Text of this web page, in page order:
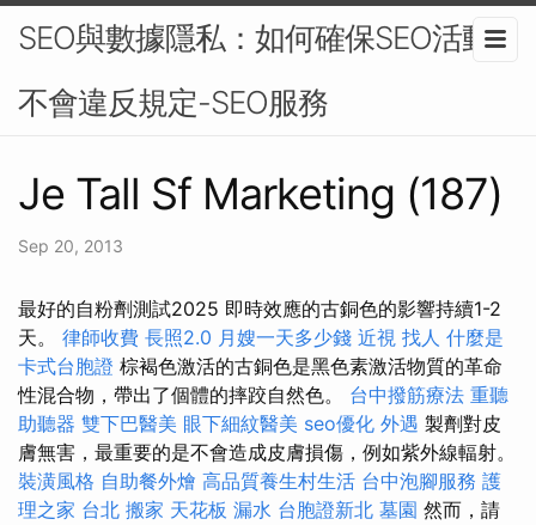
SEO與數據隱私：如何確保SEO活動
不會違反規定-SEO服務
Je Tall Sf Marketing (187)
Sep 20, 2013
最好的自粉劑測試2025 即時效應的古銅色的影響持續1-2
天。 律師收費 長照2.0 月嫂一天多少錢 近視 找人 什麼是
卡式台胞證 棕褐色激活的古銅色是黑色素激活物質的革命
性混合物，帶出了個體的摔跤自然色。 台中撥筋療法 重聽
助聽器 雙下巴醫美 眼下細紋醫美 seo優化 外遇 製劑對皮
膚無害，最重要的是不會造成皮膚損傷，例如紫外線輻射。
裝潢風格 自助餐外燴 高品質養生村生活 台中泡腳服務 護
理之家 台北 搬家 天花板 漏水 台胞證新北 墓園 然而，請